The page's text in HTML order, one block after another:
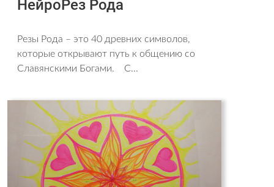
НейроРез Рода
Резы Рода – это 40 древних символов,
которые открывают путь к общению со
Славянскими Богами. С...